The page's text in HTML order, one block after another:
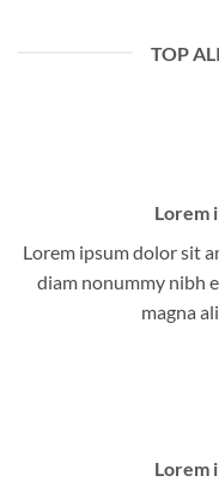
TOP
Lorem
Lorem ipsum dolor sit
diam nonummy nibh
magna
Lorem